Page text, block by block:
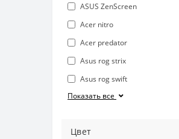
ASUS ZenScreen
Acer nitro
Acer predator
Asus rog strix
Asus rog swift
Показать все
Цвет